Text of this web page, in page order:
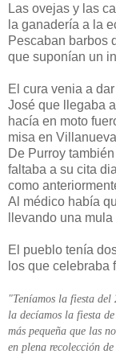
Las ovejas y las
la ganadería a la
Pescaban barbos
que suponían un
El cura venia a
José que llegaba
hacía en moto
misa en
De Purroy
faltaba a su cita
como
Al médico había
llevando una
El pueblo tenía
los que celebraba
"Teníamos la fiesta
la decíamos la fiesta
más pequeña que las
en plena recolección